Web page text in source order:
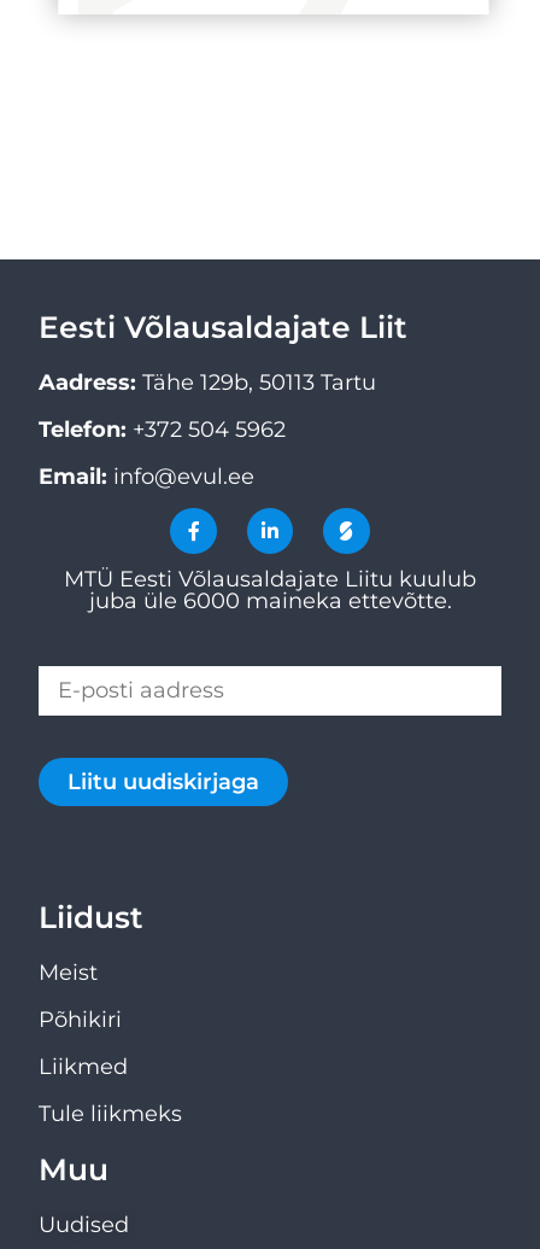
Eesti Võlausaldajate Liit
Aadress: Tähe 129b, 50113 Tartu
Telefon: +372 504 5962
Email: info@evul.ee
MTÜ Eesti Võlausaldajate Liitu kuulub
juba üle 6000 maineka ettevõtte.
Liitu uudiskirjaga
Liidust
Meist
Põhikiri
Liikmed
Tule liikmeks
Muu
Uudised